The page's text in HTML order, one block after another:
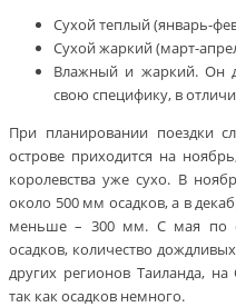
Сухой теплый (январь-
Сухой жаркий (март-
Влажный и жаркий. Он
свою специфику, в
При планировании поездки
острове приходится на
королевства уже сухо. В
около 500 мм осадков, а в
меньше – 300 мм. С мая по
осадков, количество
других регионов Таиланда,
так как осадков немного.